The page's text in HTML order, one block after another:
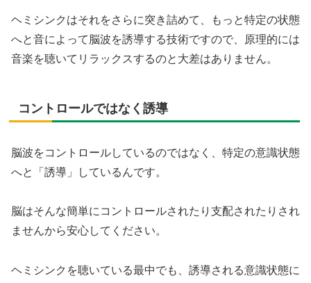
ヘミシンクはそれをさらに突き詰めて、もっと特定の状態
へと音によって脳波を誘導する技術ですので、原理的には
音楽を聴いてリラックスするのと大差はありません。
コントロールではなく誘導
脳波をコントロールしているのではなく、特定の意識状態
へと「誘導」しているんです。
脳はそんな簡単にコントロールされたり支配されたりされ
ませんから安心してください。
ヘミシンクを聴いている最中でも、誘導される意識状態に